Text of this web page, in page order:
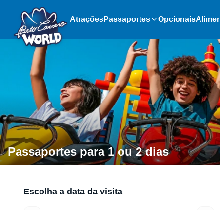
AtraçõesPassaportes Opcionais
Passaportes para 1 ou 2 dias
Escolha a data da visita